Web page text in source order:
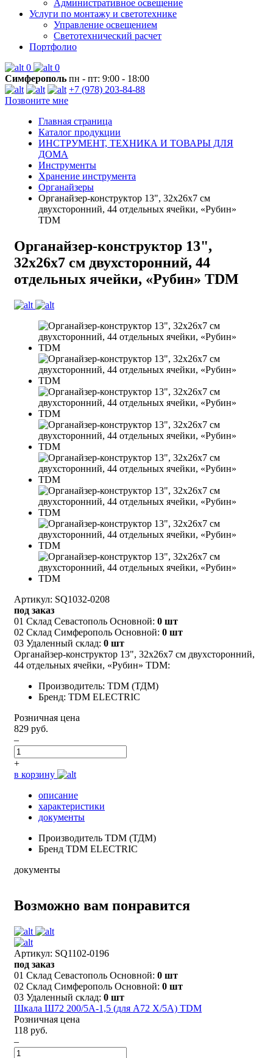
Административное освещение
Услуги по монтажу и светотехнике
Управление освещением
Светотехнический расчет
Портфолио
0
0
Симферополь пн - пт: 9:00 - 18:00
+7 (978) 203-84-88
Позвоните мне
Главная страница
Каталог продукции
ИНСТРУМЕНТ, ТЕХНИКА И ТОВАРЫ ДЛЯ
ДОМА
Инструменты
Хранение инструмента
Органайзеры
Органайзер-конструктор 13", 32х26х7 см
двухсторонний, 44 отдельных ячейки, «Рубин»
TDM
Органайзер-конструктор 13",
32х26х7 см двухсторонний, 44
отдельных ячейки, «Рубин» TDM
Артикул: SQ1032-0208
под заказ
01 Склад Севастополь Основной: 0 шт
02 Склад Симферополь Основной: 0 шт
03 Удаленный склад: 0 шт
Органайзер-конструктор 13", 32х26х7 см двухсторонний,
44 отдельных ячейки, «Рубин» TDM:
Производитель: TDM (ТДМ)
Бренд: TDM ELECTRIC
Розничная цена
829 руб.
–
+
в корзину
описание
характеристики
документы
Производитель TDM (ТДМ)
Бренд TDM ELECTRIC
документы
Возможно вам понравится
Артикул: SQ1102-0196
под заказ
01 Склад Севастополь Основной: 0 шт
02 Склад Симферополь Основной: 0 шт
03 Удаленный склад: 0 шт
Шкала Ш72 200/5А-1,5 (для А72 Х/5А) TDM
Розничная цена
118 руб.
–